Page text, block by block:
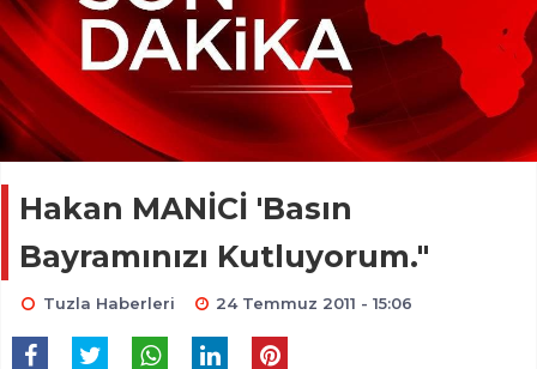
Hakan MANİCİ 'Basın
Bayramınızı Kutluyorum."
Tuzla Haberleri 24 Temmuz 2011 - 15:06